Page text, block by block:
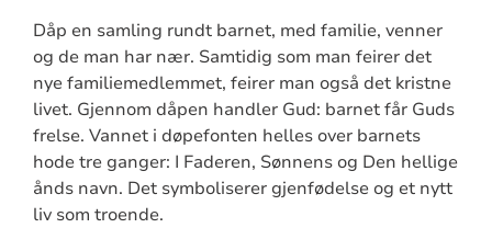
Dåp en samling rundt barnet, med familie, venner
og de man har nær. Samtidig som man feirer det
nye familiemedlemmet, feirer man også det kristne
livet. Gjennom dåpen handler Gud: barnet får Guds
frelse. Vannet i døpefonten helles over barnets
hode tre ganger: I Faderen, Sønnens og Den hellige
ånds navn. Det symboliserer gjenfødelse og et nytt
liv som troende.